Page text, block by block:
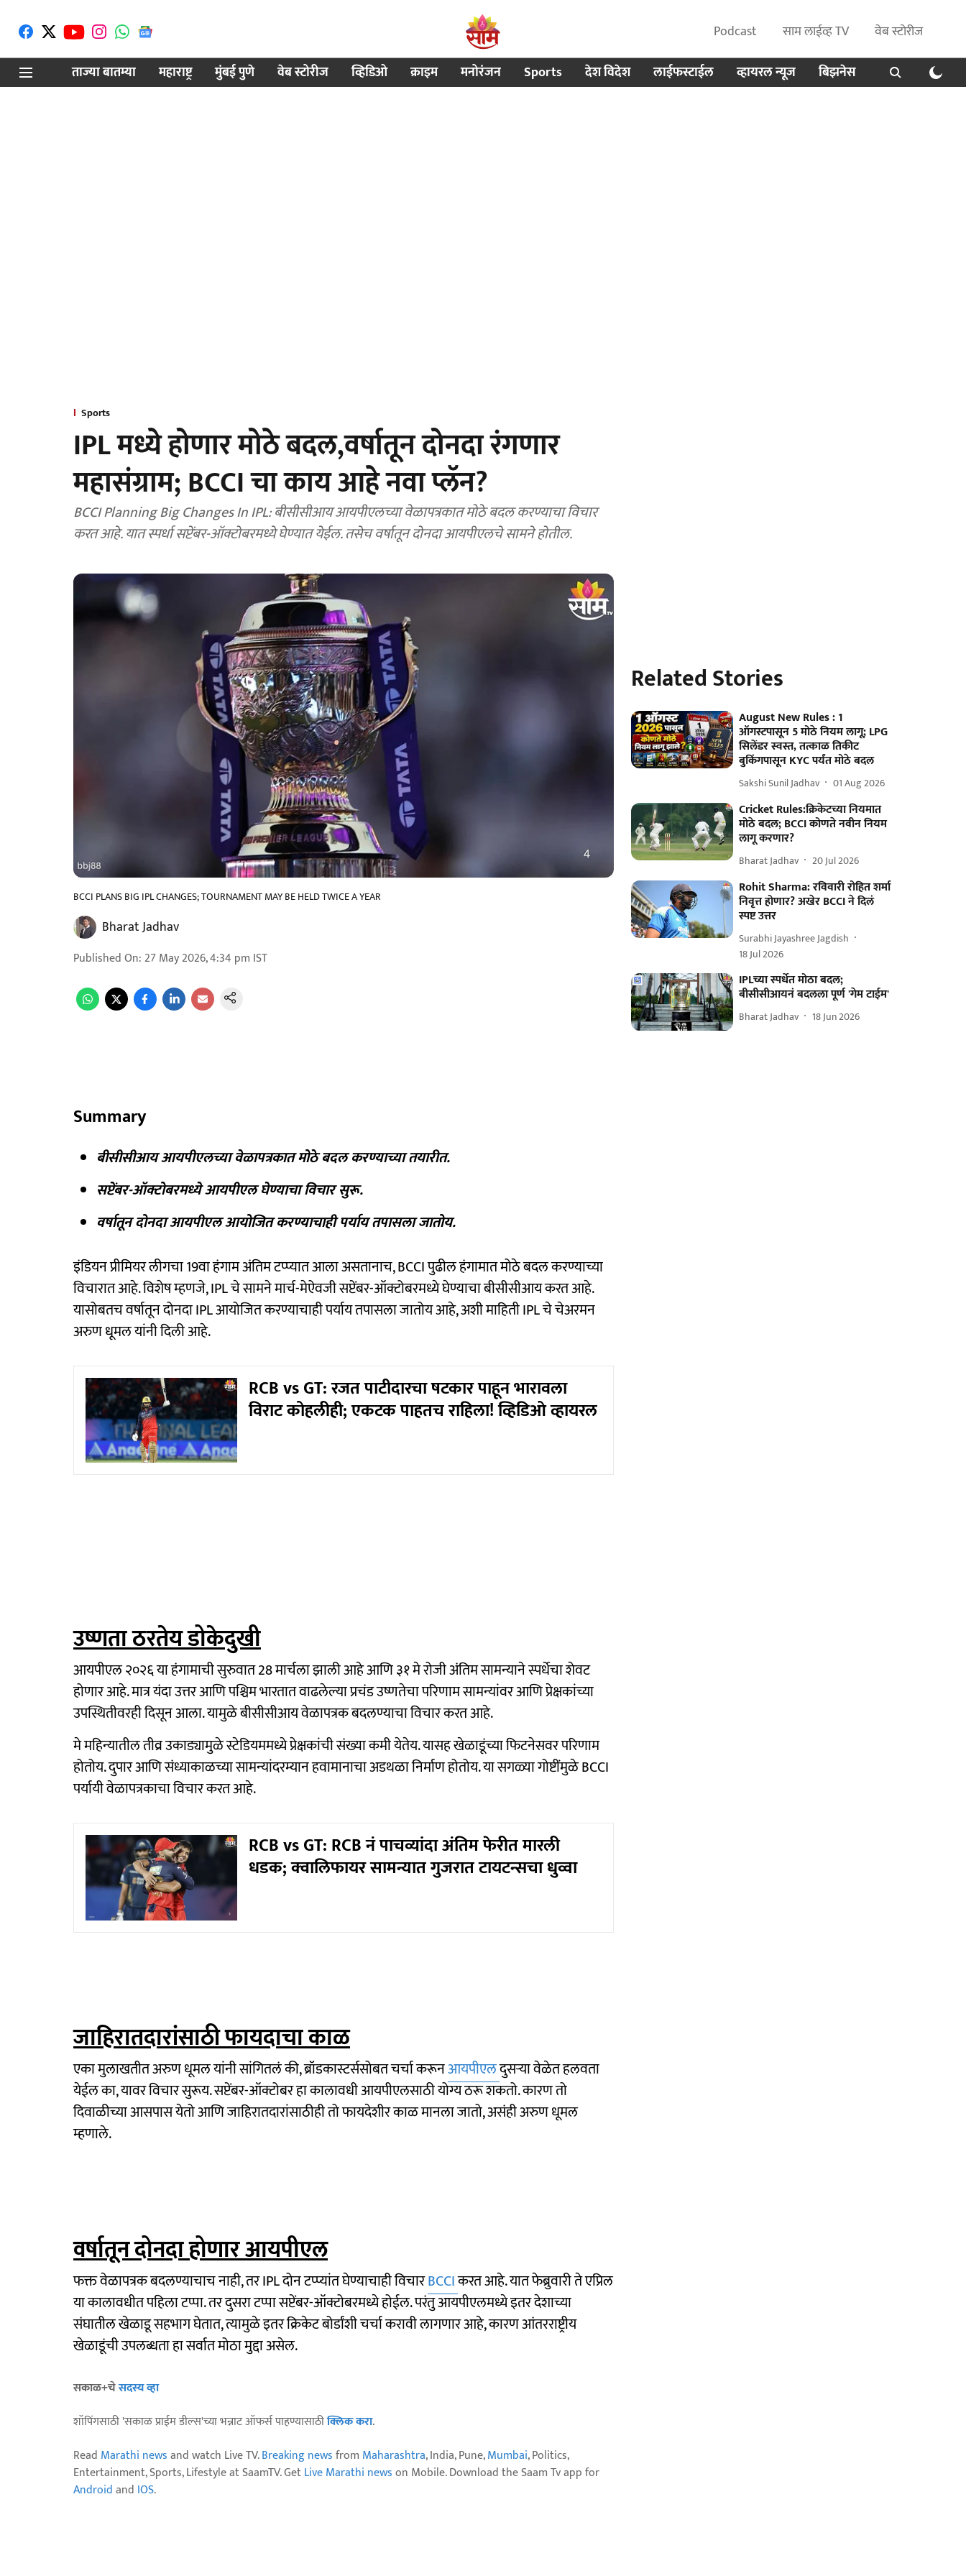
Podcast साम लाईव्ह TV
वेब स्टोरीज
ताज्या बातम्या
महाराष्ट्र मुंबई पुणे वेब स्टोरीज व्हिडिओ क्राइम मनोरंजन Sports देश विदेश लाईफस्टाईल व्हायरल न्यूज बिझनेस
Sports
IPL मध्ये होणार मोठे बदल,वर्षातून दोनदा रंगणार
महासंग्राम; BCCI चा काय आहे नवा प्लॅन?
BCCI Planning Big Changes In IPL: बीसीसीआय आयपीएलच्या वेळापत्रकात मोठे बदल करण्याचा विचार
करत आहे. यात स्पर्धा सप्टेंबर-ऑक्टोबरमध्ये घेण्यात येईल. तसेच वर्षातून दोनदा आयपीएलचे सामने होतील.
BCCI PLANS BIG IPL CHANGES; TOURNAMENT MAY BE HELD TWICE A YEAR
Bharat Jadhav
Published On: 27 May 2026, 4:34 pm IST
Summary
बीसीसीआय आयपीएलच्या वेळापत्रकात मोठे बदल करण्याच्या तयारीत.
सप्टेंबर-ऑक्टोबरमध्ये आयपीएल घेण्याचा विचार सुरू.
वर्षातून दोनदा आयपीएल आयोजित करण्याचाही पर्याय तपासला जातोय.
इंडियन प्रीमियर लीगचा 19वा हंगाम अंतिम टप्प्यात आला असतानाच, BCCI पुढील हंगामात मोठे बदल करण्याच्या
विचारात आहे. विशेष म्हणजे, IPL चे सामने मार्च-मेऐवजी सप्टेंबर-ऑक्टोबरमध्ये घेण्याचा बीसीसीआय करत आहे.
यासोबतच वर्षातून दोनदा IPL आयोजित करण्याचाही पर्याय तपासला जातोय आहे, अशी माहिती IPL चे चेअरमन
अरुण धूमल यांनी दिली आहे.
RCB vs GT: रजत पाटीदारचा षटकार पाहून भारावला
विराट कोहलीही; एकटक पाहतच राहिला! व्हिडिओ व्हायरल
उष्णता ठरतेय डोकेदुखी
आयपीएल २०२६ या हंगामाची सुरुवात 28 मार्चला झाली आहे आणि ३१ मे रोजी अंतिम सामन्याने स्पर्धेचा शेवट
होणार आहे. मात्र यंदा उत्तर आणि पश्चिम भारतात वाढलेल्या प्रचंड उष्णतेचा परिणाम सामन्यांवर आणि प्रेक्षकांच्या
उपस्थितीवरही दिसून आला. यामुळे बीसीसीआय वेळापत्रक बदलण्याचा विचार करत आहे.
मे महिन्यातील तीव्र उकाड्यामुळे स्टेडियममध्ये प्रेक्षकांची संख्या कमी येतेय. यासह खेळाडूंच्या फिटनेसवर परिणाम
होतोय. दुपार आणि संध्याकाळच्या सामन्यांदरम्यान हवामानाचा अडथळा निर्माण होतोय. या सगळ्या गोष्टींमुळे BCCI
पर्यायी वेळापत्रकाचा विचार करत आहे.
RCB vs GT: RCB नं पाचव्यांदा अंतिम फेरीत मारली
धडक; क्वालिफायर सामन्यात गुजरात टायटन्सचा धुव्वा
जाहिरातदारांसाठी फायदाचा काळ
एका मुलाखतीत अरुण धूमल यांनी सांगितलं की, ब्रॉडकास्टर्ससोबत चर्चा करूनआयपीएलदुसऱ्या वेळेत हलवता
येईल का, यावर विचार सुरूय. सप्टेंबर-ऑक्टोबर हा कालावधी आयपीएलसाठी योग्य ठरू शकतो. कारण तो
दिवाळीच्या आसपास येतो आणि जाहिरातदारांसाठीही तो फायदेशीर काळ मानला जातो, असंही अरुण धूमल
म्हणाले.
वर्षातून दोनदा होणार आयपीएल
फक्त वेळापत्रक बदलण्याचाच नाही, तर IPL दोन टप्प्यांत घेण्याचाही विचारBCCIकरत आहे. यात फेब्रुवारी ते एप्रिल
या कालावधीत पहिला टप्पा. तर दुसरा टप्पा सप्टेंबर-ऑक्टोबरमध्ये होईल. परंतु आयपीएलमध्ये इतर देशाच्या
संघातील खेळाडू सहभाग घेतात, त्यामुळे इतर क्रिकेट बोर्डांशी चर्चा करावी लागणार आहे, कारण आंतरराष्ट्रीय
खेळाडूंची उपलब्धता हा सर्वात मोठा मुद्दा असेल.
सकाळ+चेसदस्य व्हा
शॉपिंगसाठी 'सकाळ प्राईम डील्स'च्या भन्नाट ऑफर्स पाहण्यासाठीक्लिक करा.
Read Marathi newsand watch Live TV.Breaking newsfrom Maharashtra, India, Pune,Mumbai, Politics,
Entertainment, Sports, Lifestyle at SaamTV. GetLive Marathi newson Mobile. Download the Saam Tv app for
Androidand IOS.
Related Stories
August New Rules : 1
ऑगस्टपासून 5 मोठे नियम लागू; LPG
सिलेंडर स्वस्त, तत्काळ तिकीट
बुकिंगपासून KYC पर्यंत मोठे बदल
Sakshi Sunil Jadhav 01 Aug 2026
Cricket Rules:क्रिकेटच्या नियमात
मोठे बदल; BCCI कोणते नवीन नियम
लागू करणार?
Bharat Jadhav 20 Jul 2026
Rohit Sharma: रविवारी रोहित शर्मा
निवृत्त होणार? अखेर BCCI ने दिलं
स्पष्ट उत्तर
Surabhi Jayashree Jagdish
18 Jul 2026
IPLच्या स्पर्धेत मोठा बदल;
बीसीसीआयनं बदलला पूर्ण 'गेम टाईम'
Bharat Jadhav 18 Jun 2026